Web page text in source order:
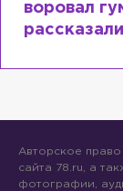
сходит с
Авторское
сайта 78.ru, а
фотографии,